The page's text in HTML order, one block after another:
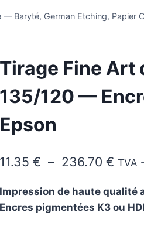
— Baryté, German Etching, Papier
Tirage Fine Art
135/120 —
Epson
11.35 € – 236.70 €Plage
prix :
TVA
Impression de haute qualité
Encres pigmentées K3 ou